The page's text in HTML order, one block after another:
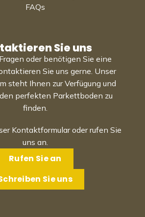
FAQs
Sie uns
oder benötigen Sie eine
Sie uns gerne. Unser
steht Ihnen zur Verfügung und
perfekten Parkettboden zu
finden.
Kontaktformular oder rufen Sie
uns an.
Rufen Sie an
Sie uns